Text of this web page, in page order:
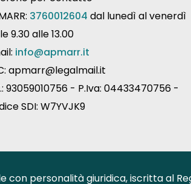
3760012604 dal lunedì al venerdì
9.30 alle 13.00
info@apmarr.it
apmarr@legalmail.it
93059010756 - P.Iva: 04433470756 -
SDI: W7YVJK9
con personalità giuridica, iscritta al